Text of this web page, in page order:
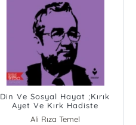
Din Ve Sosyal Hayat ;Kırık
Ayet Ve Kırk Hadiste
Ali Rıza Temel